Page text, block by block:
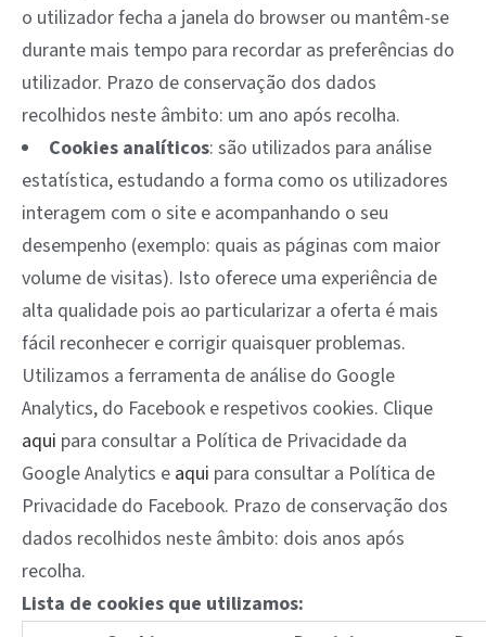
o utilizador fecha a janela do browser ou mantêm-se
durante mais tempo para recordar as preferências do
utilizador. Prazo de conservação dos dados
recolhidos neste âmbito: um ano após recolha.
Cookies analíticos: são utilizados para análise
estatística, estudando a forma como os utilizadores
interagem com o site e acompanhando o seu
desempenho (exemplo: quais as páginas com maior
volume de visitas). Isto oferece uma experiência de
alta qualidade pois ao particularizar a oferta é mais
fácil reconhecer e corrigir quaisquer problemas.
Utilizamos a ferramenta de análise do Google
Analytics, do Facebook e respetivos cookies. Clique
aqui para consultar a Política de Privacidade da
Google Analytics e aqui para consultar a Política de
Privacidade do Facebook. Prazo de conservação dos
dados recolhidos neste âmbito: dois anos após
recolha.
Lista de cookies que utilizamos: